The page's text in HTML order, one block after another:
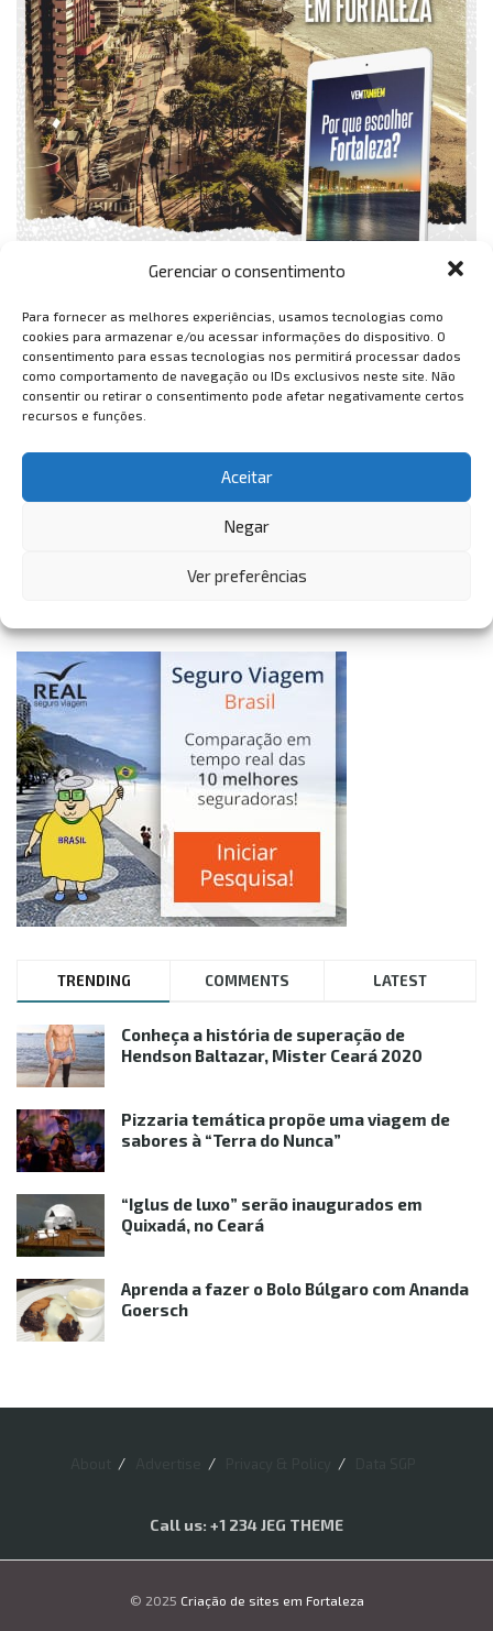
Gerenciar o consentimento
Para fornecer as melhores experiências, usamos tecnologias como
cookies para armazenar e/ou acessar informações do dispositivo. O
consentimento para essas tecnologias nos permitirá processar dados
como comportamento de navegação ou IDs exclusivos neste site. Não
consentir ou retirar o consentimento pode afetar negativamente certos
recursos e funções.
Aceitar
Negar
Ver preferências
TRENDING COMMENTS LATEST
Conheça a história de superação de
Hendson Baltazar, Mister Ceará 2020
Pizzaria temática propõe uma viagem de
sabores à “Terra do Nunca”
“Iglus de luxo” serão inaugurados em
Quixadá, no Ceará
Aprenda a fazer o Bolo Búlgaro com Ananda
Goersch
Call us: +1 234 JEG THEME
© 2025 Criação de sites em Fortaleza